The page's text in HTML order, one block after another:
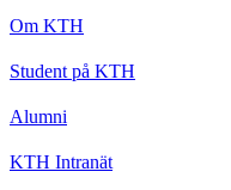
Om KTH
Student på KTH
Alumni
KTH Intranät